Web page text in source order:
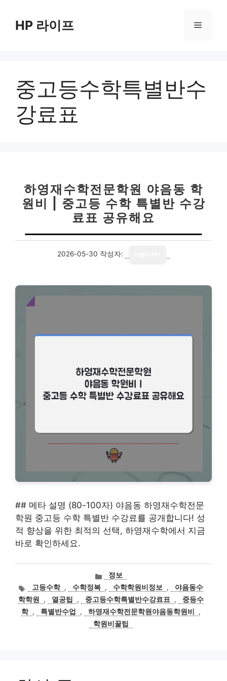
HP 라이프 메
중고등수학특별반수
강료표
하영재수학전문학원 야음동 학
원비 | 중고등 수학 특별반 수강
료표 공유해요
2026-05-30 작성자:
## 메타 설명 (80-100자) 야음동 하영재수학전문
학원 중고등 수학 특별반 수강료를 공개합니다! 성
적 향상을 위한 최적의 선택, 하영재수학에서 지금
바로 확인하세요.
카
고
리
정보
태
그
고등수학 , 수학정복 , 수학학원비정보 ,
야음동수
학학원
, 열공팁 , 중고등수학특별반수강료표 ,
중등수
학 , 특별반수업 , 하영재수학전문학원야음동학원비
,
학원비꿀팁